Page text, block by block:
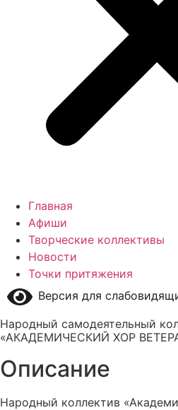
Главная
Афиши
Творческие коллективы
Новости
Точки притяжения
Версия для
Народный самодеятельный
«АКАДЕМИЧЕСКИЙ ХОР
Описание
Народный коллектив